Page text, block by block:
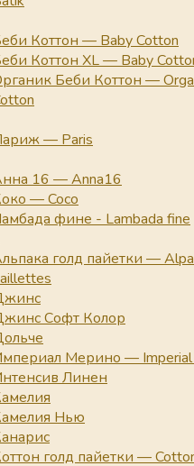
Коттон — Baby Cotton
Коттон XL — Baby
Беби Коттон —
— Paris
16 — Anna16
— Coco
фине - Lambada fine
голд пайетки —
Софт Колор
Мерино — Imperial
Линен
Нью
голд пайетки —